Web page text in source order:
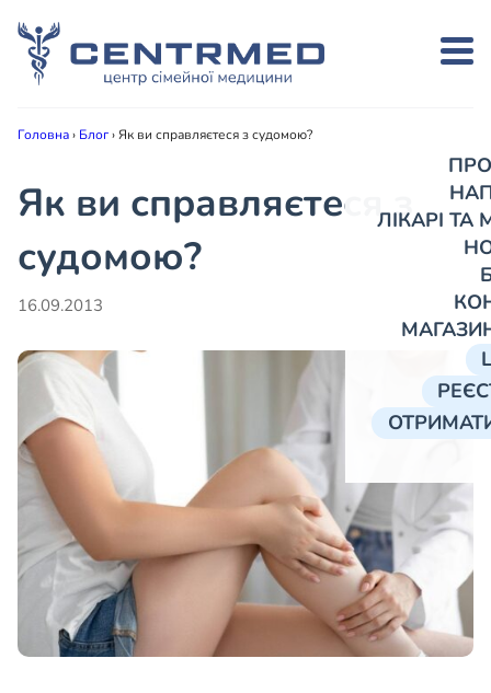
ЛІКАРІ
Головна› Блог›Як ви справляєтеся з судомою?
Як ви справляєтеся з
судомою?
16.09.2013